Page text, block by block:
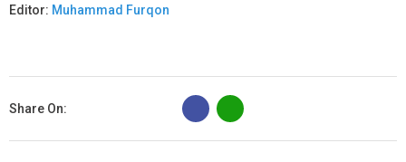
Editor: Muhammad Furqon
Share On:
B